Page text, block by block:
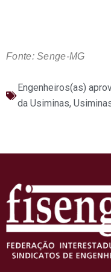
Fonte: Senge-MG
Engenheiros(as)
da Usiminas,